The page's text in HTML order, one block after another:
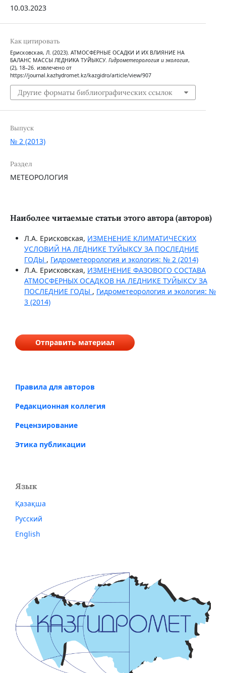
10.03.2023
Как цитировать
Ерисковская, Л. (2023). АТМОСФЕРНЫЕ ОСАДКИ И ИХ ВЛИЯНИЕ НА
БАЛАНС МАССЫ ЛЕДНИКА ТУЙЫКСУ. Гидрометеорология и экология,
(2), 18–26. извлечено от
https://journal.kazhydromet.kz/kazgidro/article/view/907
Другие форматы библиографических ссылок
Выпуск
№ 2 (2013)
Раздел
МЕТЕОРОЛОГИЯ
Наиболее читаемые статьи этого автора (авторов)
Л.А. Ерисковская, ИЗМЕНЕНИЕ КЛИМАТИЧЕСКИХ
УСЛОВИЙ НА ЛЕДНИКЕ ТУЙЫКСУ ЗА ПОСЛЕДНИЕ
ГОДЫ , Гидрометеорология и экология: № 2 (2014)
Л.А. Ерисковская, ИЗМЕНЕНИЕ ФАЗОВОГО СОСТАВА
АТМОСФЕРНЫХ ОСАДКОВ НА ЛЕДНИКЕ ТУЙЫКСУ ЗА
ПОСЛЕДНИЕ ГОДЫ , Гидрометеорология и экология: №
3 (2014)
Отправить материал
Правила для авторов
Редакционная коллегия
Рецензирование
Этика публикации
Язык
Қазақша
Русский
English